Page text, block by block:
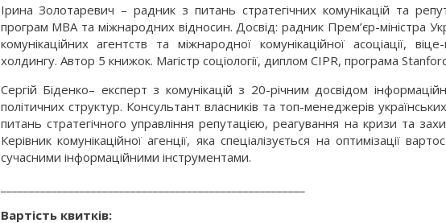
Ірина Золотаревич – радник з питань стратегічних комунікацій та
програм MBA та міжнародних відносин. Досвід: радник Прем’єр-міністра
комунікаційних агентств та міжнародної комунікаційної асоціації,
холдингу. Автор 5 книжок. Магістр соціології, диплом CIPR, програма
Сергій Біденко– експерт з комунікацій з 20-річним досвідом
політичних структур. Консультант власників та топ-менеджерів
питань стратегічного управління репутацією, реагування на кризи та
Керівник комунікаційної агенції, яка спеціалізується на оптимізації
сучасними інформаційними інструментами.
Вартість квитків: